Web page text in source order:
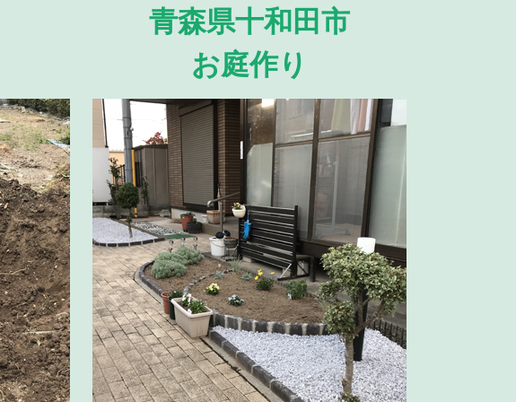
青森県十和田市
お庭作り